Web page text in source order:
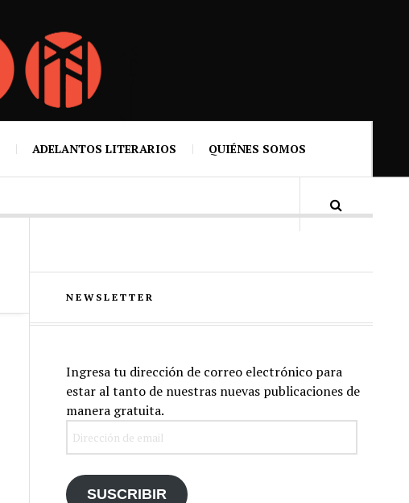
ADELANTOS LITERARIOS QUIÉNES SOMOS
NEWSLETTER
Ingresa tu dirección de correo electrónico para
estar al tanto de nuestras nuevas publicaciones de
manera gratuita.
SUSCRIBIR